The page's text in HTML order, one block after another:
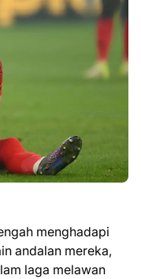
menghadapi
andalan mereka,
laga melawan